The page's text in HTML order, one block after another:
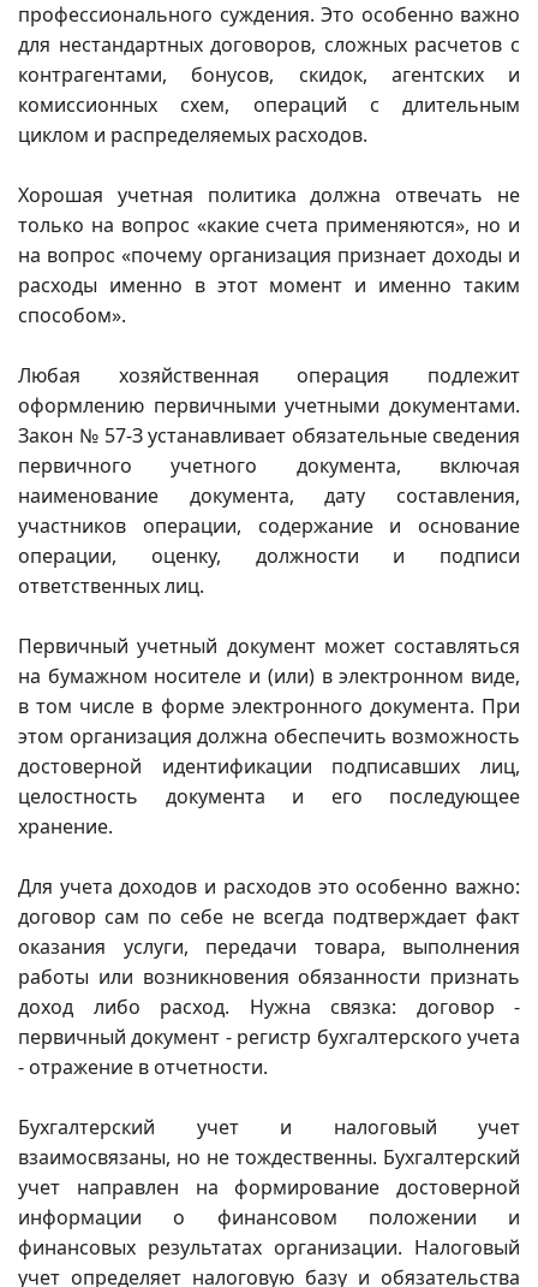
профессионального суждения. Это особенно важно
для нестандартных договоров, сложных расчетов с
контрагентами, бонусов, скидок, агентских и
комиссионных схем, операций с длительным
циклом и распределяемых расходов.
Хорошая учетная политика должна отвечать не
только на вопрос «какие счета применяются», но и
на вопрос «почему организация признает доходы и
расходы именно в этот момент и именно таким
способом».
Любая хозяйственная операция подлежит
оформлению первичными учетными документами.
Закон № 57-З устанавливает обязательные сведения
первичного учетного документа, включая
наименование документа, дату составления,
участников операции, содержание и основание
операции, оценку, должности и подписи
ответственных лиц.
Первичный учетный документ может составляться
на бумажном носителе и (или) в электронном виде,
в том числе в форме электронного документа. При
этом организация должна обеспечить возможность
достоверной идентификации подписавших лиц,
целостность документа и его последующее
хранение.
Для учета доходов и расходов это особенно важно:
договор сам по себе не всегда подтверждает факт
оказания услуги, передачи товара, выполнения
работы или возникновения обязанности признать
доход либо расход. Нужна связка: договор -
первичный документ - регистр бухгалтерского учета
- отражение в отчетности.
Бухгалтерский учет и налоговый учет
взаимосвязаны, но не тождественны. Бухгалтерский
учет направлен на формирование достоверной
информации о финансовом положении и
финансовых результатах организации. Налоговый
учет определяет налоговую базу и обязательства